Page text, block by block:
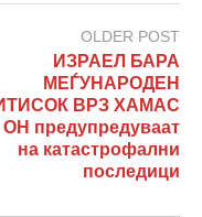
OLDER POST
ИЗРАЕЛ БАРА
МЕЃУНАРОДЕН
ВРЗ ХАМАС
ОН предупредуваат
на катастрофални
последици